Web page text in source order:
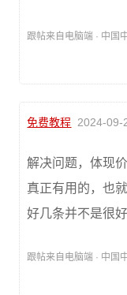
跟帖来自电脑端 · 中国
免费教程 2024-09-
解决问题，体现
真正有用的，也
好几条并不是很
跟帖来自电脑端 · 中国